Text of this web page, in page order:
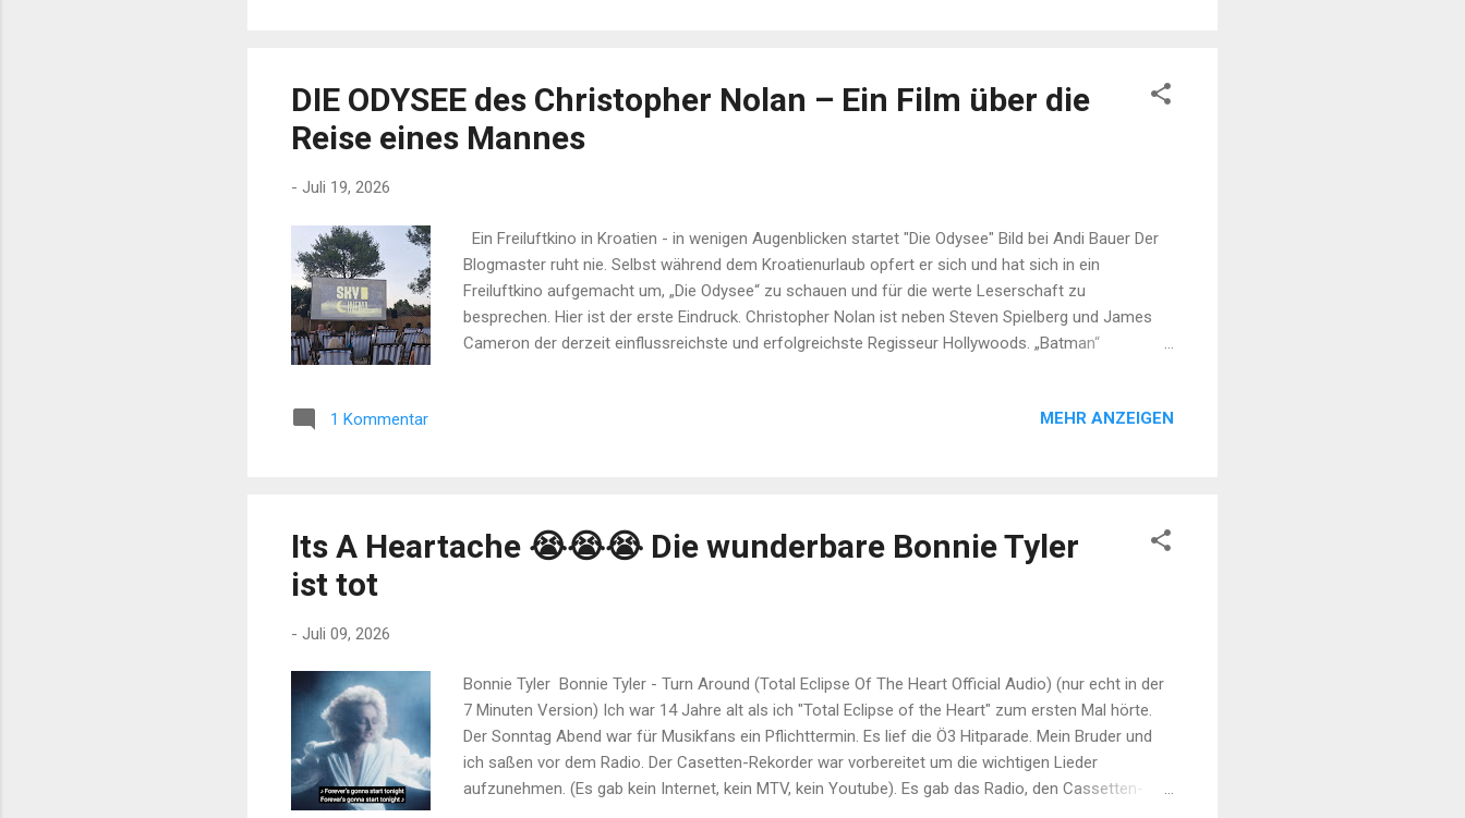
DIE ODYSEE des Christopher Nolan – Ein Film über die
Reise eines Mannes
- Juli 19, 2026
Ein Freiluftkino in Kroatien - in wenigen Augenblicken startet "Die Odysee" Bild bei Andi Bauer Der
Blogmaster ruht nie. Selbst während dem Kroatienurlaub opfert er sich und hat sich in ein
Freiluftkino aufgemacht um, „Die Odysee“ zu schauen und für die werte Leserschaft zu
besprechen. Hier ist der erste Eindruck. Christopher Nolan ist neben Steven Spielberg und James
Cameron der derzeit einflussreichste und erfolgreichste Regisseur Hollywoods. „Batman“
„Memento“ und „Tenet“ verbogen Zeit und Raum bis sich niemand mehr auskannte. Sein bester
1 Kommentar MEHR ANZEIGEN
Its A Heartache 😭😭😭 Die wunderbare Bonnie Tyler
ist tot
- Juli 09, 2026
Bonnie Tyler Bonnie Tyler - Turn Around (Total Eclipse Of The Heart Official Audio) (nur echt in der
7 Minuten Version) Ich war 14 Jahre alt als ich "Total Eclipse of the Heart" zum ersten Mal hörte.
Der Sonntag Abend war für Musikfans ein Pflichttermin. Es lief die Ö3 Hitparade. Mein Bruder und
ich saßen vor dem Radio. Der Casetten-Rekorder war vorbereitet um die wichtigen Lieder
aufzunehmen. (Es gab kein Internet, kein MTV, kein Youtube). Es gab das Radio, den Cassetten-